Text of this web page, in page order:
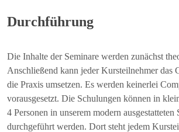
Durchführung
Die Inhalte der Seminare werden zunächst
Anschließend kann jeder Kursteilnehmer das
die Praxis umsetzen. Es werden keinerlei
vorausgesetzt. Die Schulungen können in
4 Personen in unserem modern ausgestatteten
durchgeführt werden. Dort steht jedem